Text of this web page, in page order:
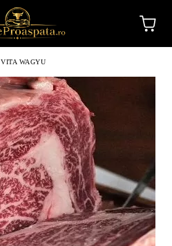
VITA WAGYU